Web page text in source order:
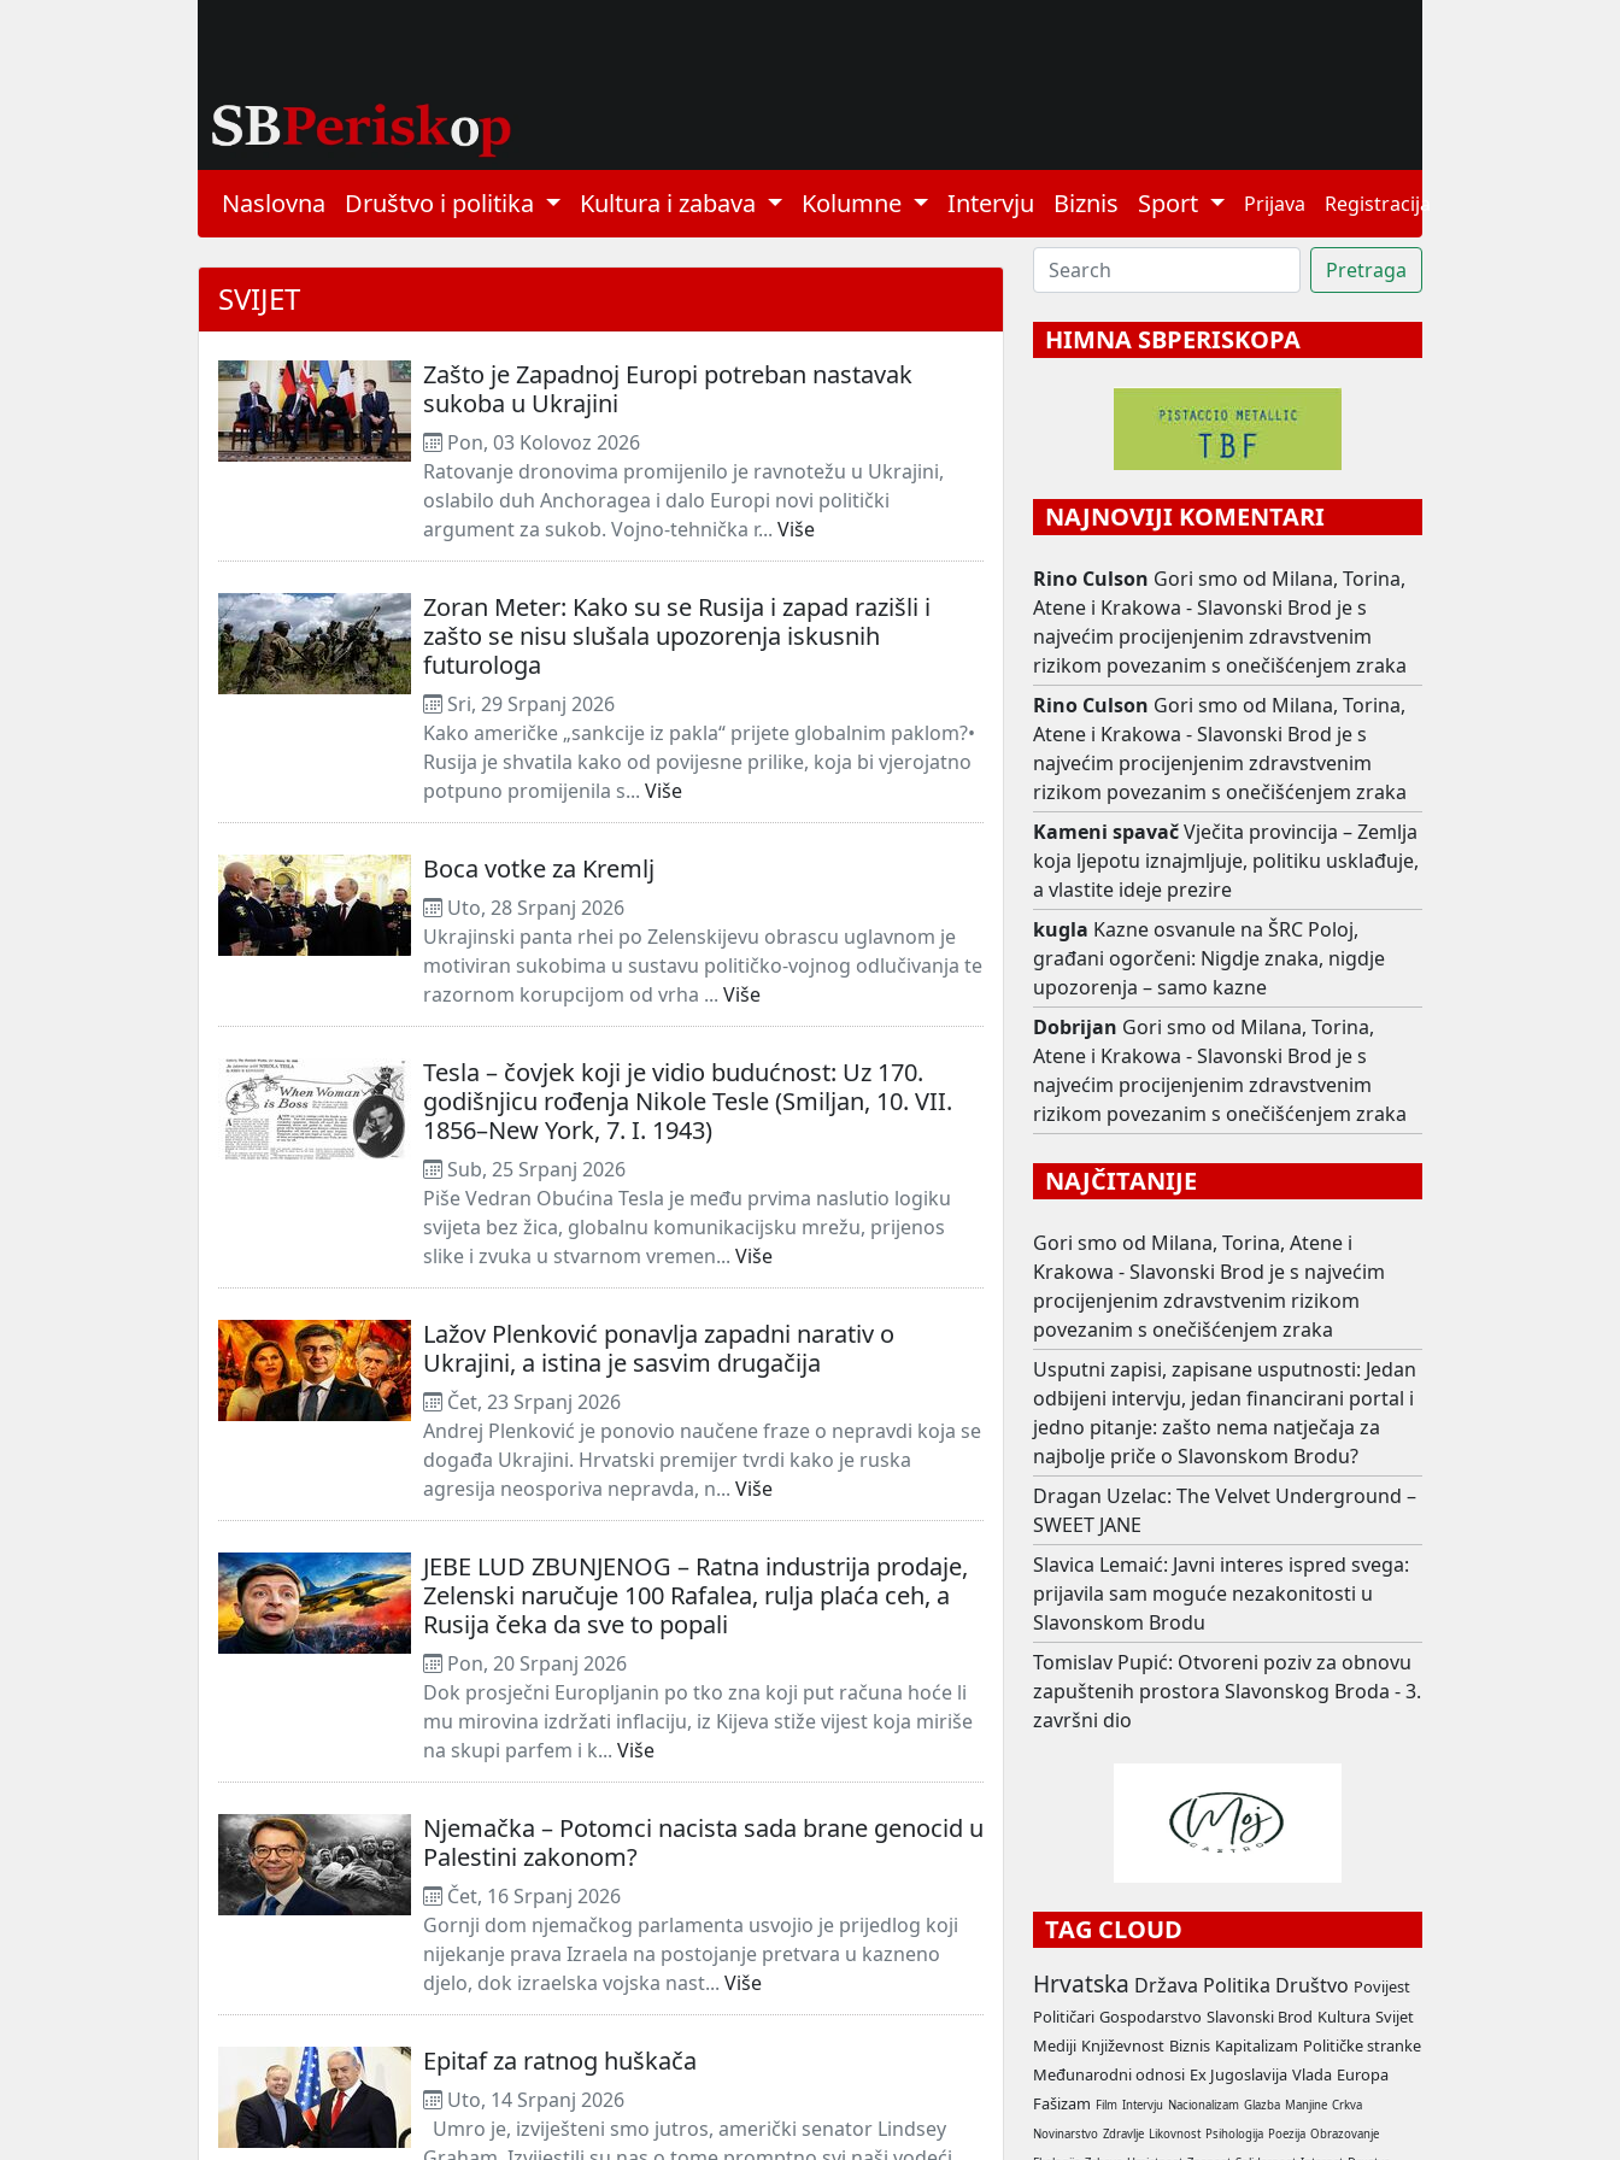
Naslovna Društvo i politika Kultura i zabava Kolumne Intervju Biznis Sport Prijava Registracija
SVIJET
Zašto je Zapadnoj Europi potreban nastavak
sukoba u Ukrajini
Pon, 03 Kolovoz 2026
Ratovanje dronovima promijenilo je ravnotežu u Ukrajini,
oslabilo duh Anchoragea i dalo Europi novi politički
argument za sukob. Vojno-tehnička r... Više
Zoran Meter: Kako su se Rusija i zapad razišli i
zašto se nisu slušala upozorenja iskusnih
futurologa
Sri, 29 Srpanj 2026
Kako američke „sankcije iz pakla“ prijete globalnim paklom?•
Rusija je shvatila kako od povijesne prilike, koja bi vjerojatno
potpuno promijenila s... Više
Boca votke za Kremlj
Uto, 28 Srpanj 2026
Ukrajinski panta rhei po Zelenskijevu obrascu uglavnom je
motiviran sukobima u sustavu političko-vojnog odlučivanja te
razornom korupcijom od vrha ... Više
Tesla – čovjek koji je vidio budućnost: Uz 170.
godišnjicu rođenja Nikole Tesle (Smiljan, 10. VII.
1856–New York, 7. I. 1943)
Sub, 25 Srpanj 2026
Piše Vedran Obućina Tesla je među prvima naslutio logiku
svijeta bez žica, globalnu komunikacijsku mrežu, prijenos
slike i zvuka u stvarnom vremen... Više
Lažov Plenković ponavlja zapadni narativ o
Ukrajini, a istina je sasvim drugačija
Čet, 23 Srpanj 2026
Andrej Plenković je ponovio naučene fraze o nepravdi koja se
događa Ukrajini. Hrvatski premijer tvrdi kako je ruska
agresija neosporiva nepravda, n... Više
JEBE LUD ZBUNJENOG – Ratna industrija prodaje,
Zelenski naručuje 100 Rafalea, rulja plaća ceh, a
Rusija čeka da sve to popali
Pon, 20 Srpanj 2026
Dok prosječni Europljanin po tko zna koji put računa hoće li
mu mirovina izdržati inflaciju, iz Kijeva stiže vijest koja miriše
na skupi parfem i k... Više
Njemačka – Potomci nacista sada brane genocid u
Palestini zakonom?
Čet, 16 Srpanj 2026
Gornji dom njemačkog parlamenta usvojio je prijedlog koji
nijekanje prava Izraela na postojanje pretvara u kazneno
djelo, dok izraelska vojska nast... Više
Epitaf za ratnog huškača
Uto, 14 Srpanj 2026
Umro je, izviješteni smo jutros, američki senator Lindsey
HIMNA SBPERISKOPA
NAJNOVIJI KOMENTARI
Rino Culson Gori smo od Milana, Torina,
Atene i Krakowa - Slavonski Brod je s
najvećim procijenjenim zdravstvenim
rizikom povezanim s onečišćenjem zraka
Rino Culson Gori smo od Milana, Torina,
Atene i Krakowa - Slavonski Brod je s
najvećim procijenjenim zdravstvenim
rizikom povezanim s onečišćenjem zraka
Kameni spavačVječita provincija – Zemlja
koja ljepotu iznajmljuje, politiku usklađuje,
a vlastite ideje prezire
kugla Kazne osvanule na ŠRC Poloj,
građani ogorčeni: Nigdje znaka, nigdje
upozorenja – samo kazne
Dobrijan Gori smo od Milana, Torina,
Atene i Krakowa - Slavonski Brod je s
najvećim procijenjenim zdravstvenim
rizikom povezanim s onečišćenjem zraka
NAJČITANIJE
Gori smo od Milana, Torina, Atene i
Krakowa - Slavonski Brod je s najvećim
procijenjenim zdravstvenim rizikom
povezanim s onečišćenjem zraka
Usputni zapisi, zapisane usputnosti: Jedan
odbijeni intervju, jedan financirani portal i
jedno pitanje: zašto nema natječaja za
najbolje priče o Slavonskom Brodu?
Dragan Uzelac: The Velvet Underground –
SWEET JANE
Slavica Lemaić: Javni interes ispred svega:
prijavila sam moguće nezakonitosti u
Slavonskom Brodu
Tomislav Pupić: Otvoreni poziv za obnovu
zapuštenih prostora Slavonskog Broda - 3.
završni dio
TAG CLOUD
Hrvatska Država Politika Društvo Povijest
Političari Gospodarstvo Slavonski Brod Kultura Svijet
Mediji Književnost Biznis Kapitalizam Političke stranke
Međunarodni odnosi Ex Jugoslavija Vlada Europa
Fašizam Film Intervju Nacionalizam Glazba Manjine Crkva
Novinarstvo Zdravlje Likovnost Psihologija Poezija Obrazovanje